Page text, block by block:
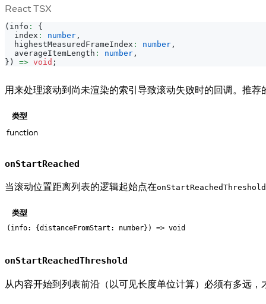
React TSX
( info :
{
  index
: number ,
  highestMeasuredFrameIndex
: number ,
  averageItemLength
: number ,
} ) => void ;
用来处理滚动到尚未渲染的索引导致滚动失败时的回调。推
类型
function
onStartReached
当滚动位置距离列表的逻辑起始点在onStartReachedThreshold
类型
(info: {distanceFromStart: number}) => void
onStartReachedThreshold
从内容开始到列表前沿（以可见长度单位计算）必须有多远，